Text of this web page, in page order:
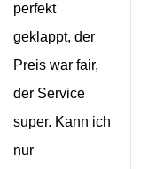
perfekt
geklappt, der
Preis war fair,
der Service
super. Kann ich
nur